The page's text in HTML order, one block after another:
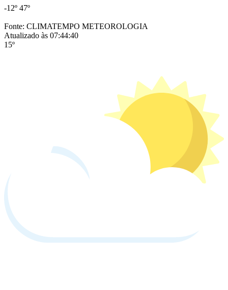
-12º 47º
Fonte: CLIMATEMPO METEOROLOGIA
Atualizado às 07:44:40
15º